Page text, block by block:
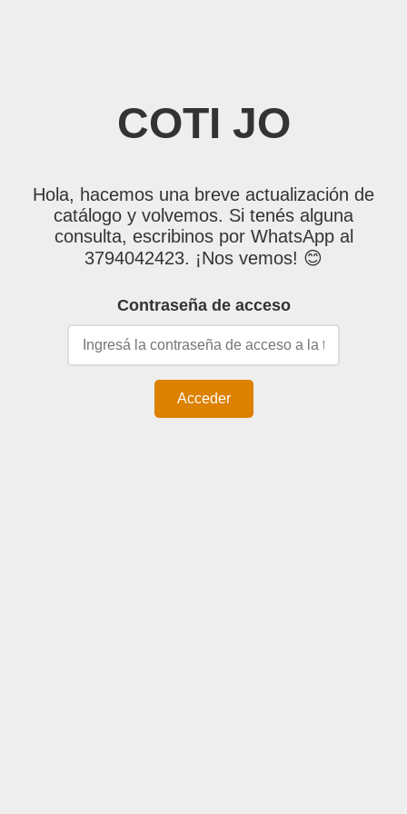
COTI JO
Hola, hacemos una breve actualización de
catálogo y volvemos. Si tenés alguna
consulta, escribinos por WhatsApp al
3794042423. ¡Nos vemos! 😊
Contraseña de acceso
Acceder